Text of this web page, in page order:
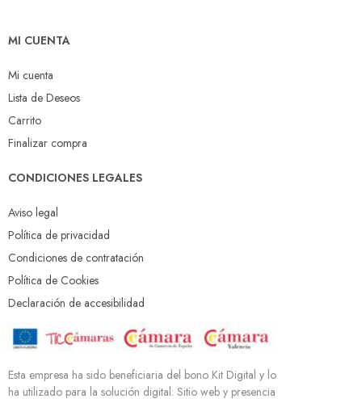
MI CUENTA
Mi cuenta
Lista de Deseos
Carrito
Finalizar compra
CONDICIONES LEGALES
Aviso legal
Política de privacidad
Condiciones de contratación
Política de Cookies
Declaración de accesibilidad
Esta empresa ha sido beneficiaria del bono Kit Digital y lo
ha utilizado para la solución digital: Sitio web y presencia